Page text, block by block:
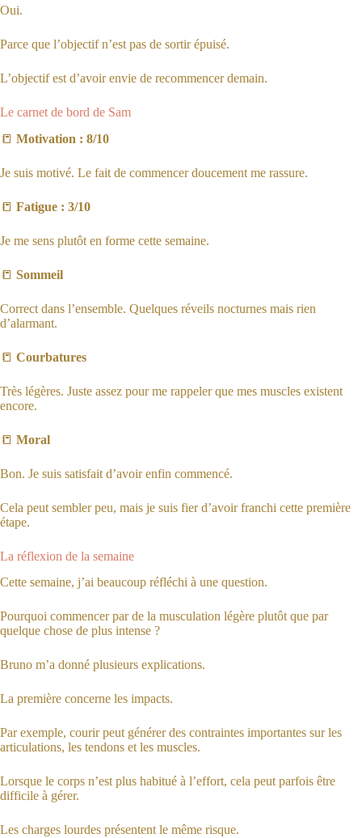
Oui.
Parce que l’objectif n’est pas de sortir épuisé.
L’objectif est d’avoir envie de recommencer demain.
Le carnet de bord de Sam
📒 Motivation : 8/10
Je suis motivé. Le fait de commencer doucement me rassure.
📒 Fatigue : 3/10
Je me sens plutôt en forme cette semaine.
📒 Sommeil
Correct dans l’ensemble. Quelques réveils nocturnes mais rien
d’alarmant.
📒 Courbatures
Très légères. Juste assez pour me rappeler que mes muscles existent
encore.
📒 Moral
Bon. Je suis satisfait d’avoir enfin commencé.
Cela peut sembler peu, mais je suis fier d’avoir franchi cette première
étape.
La réflexion de la semaine
Cette semaine, j’ai beaucoup réfléchi à une question.
Pourquoi commencer par de la musculation légère plutôt que par
quelque chose de plus intense ?
Bruno m’a donné plusieurs explications.
La première concerne les impacts.
Par exemple, courir peut générer des contraintes importantes sur les
articulations, les tendons et les muscles.
Lorsque le corps n’est plus habitué à l’effort, cela peut parfois être
difficile à gérer.
Les charges lourdes présentent le même risque.